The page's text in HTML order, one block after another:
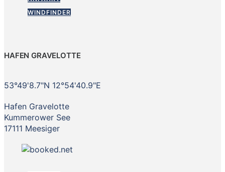
WINDFINDER
HAFEN GRAVELOTTE
53°49'8.7"N 12°54'40.9"E
Hafen Gravelotte
Kummerower See
17111 Meesiger